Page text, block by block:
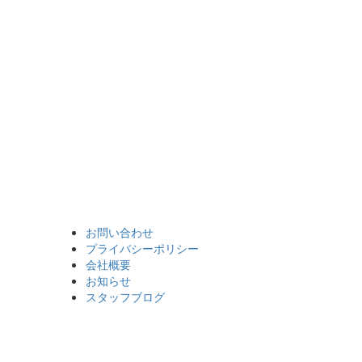
お問い合わせ
プライバシーポリシー
会社概要
お知らせ
スタッフブログ